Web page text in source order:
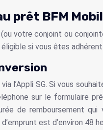
prêt BFM
votre conjoint ou
si vous êtes
l’Appli SG. Si vous
sur le formulaire
de remboursement
est d’environ 48